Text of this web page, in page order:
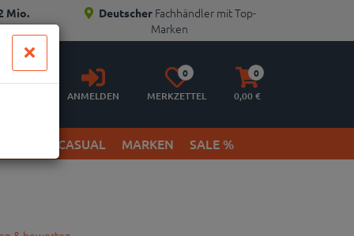
Mio. Deutscher Fachhändler mit Top-
Marken
Anmelden
ANMELDEN
Merkzettel
aufklappen
0
MERKZETTEL
Warenkorb
aufklappen
0
0,00 €
& CASUAL MARKEN SALE %